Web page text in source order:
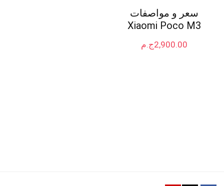
سعر و مواصفات
Xiaomi Poco M3
ج.م2,900.00